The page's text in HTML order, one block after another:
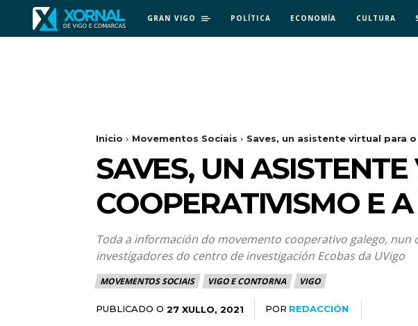
GRAN VIGO POLÍTICA ECONOMÍA CULTURA
Inicio Movementos Sociais Saves, un asistente virtual para
SAVES, UN
COOPERATIVISMO E
Toda a información do movemento cooperativo galego, nun
investigadores do centro de investigación Ecobas da UVigo
MOVEMENTOS SOCIAIS VIGO E CONTORNA VIGO
PUBLICADO O 27 XULLO, 2021 POR REDACCIÓN